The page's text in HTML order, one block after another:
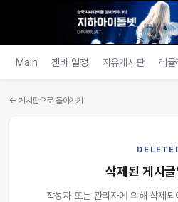
Main 겐바 일정 자유게시판 레귤
← 게시판으로 돌아가기
삭제된 게시
작성자 또는 관리자에 의해 삭제